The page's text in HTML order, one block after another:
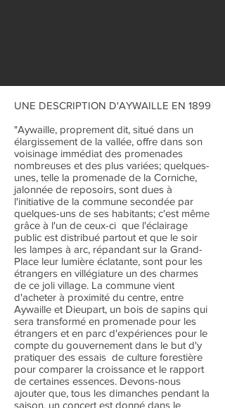
UNE DESCRIPTION D'AYWAILLE EN 1899
"Aywaille, proprement dit, situé dans un
élargissement de la vallée, offre dans son
voisinage immédiat des promenades
nombreuses et des plus variées; quelques-
unes, telle la promenade de la Corniche,
jalonnée de reposoirs, sont dues à
l'initiative de la commune secondée par
quelques-uns de ses habitants; c'est même
grâce à l'un de ceux-ci que l'éclairage
public est distribué partout et que le soir
les lampes à arc, répandant sur la Grand-
Place leur lumière éclatante, sont pour les
étrangers en villégiature un des charmes
de ce joli village. La commune vient
d'acheter à proximité du centre, entre
Aywaille et Dieupart, un bois de sapins qui
sera transformé en promenade pour les
étrangers et en parc d'expériences pour le
compte du gouvernement dans le but d'y
pratiquer des essais de culture forestière
pour comparer la croissance et le rapport
de certaines essences. Devons-nous
ajouter que, tous les dimanches pendant la
saison, un concert est donné dans le